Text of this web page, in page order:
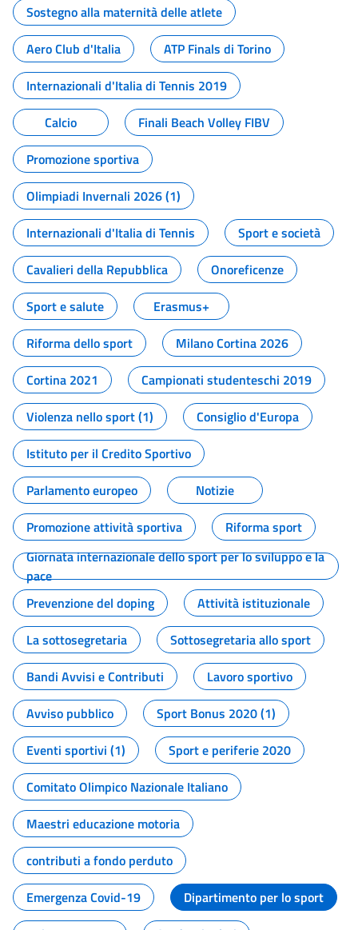
Sostegno alla maternità delle atlete
Aero Club d'Italia
ATP Finals di Torino
Internazionali d'Italia di Tennis 2019
Calcio
Finali Beach Volley FIBV
Promozione sportiva
Olimpiadi Invernali 2026 (1)
Internazionali d'Italia di Tennis
Sport e società
Cavalieri della Repubblica
Onoreficenze
Sport e salute
Erasmus+
Riforma dello sport
Milano Cortina 2026
Cortina 2021
Campionati studenteschi 2019
Violenza nello sport (1)
Consiglio d'Europa
Istituto per il Credito Sportivo
Parlamento europeo
Notizie
Promozione attività sportiva
Riforma sport
Giornata internazionale dello sport per lo sviluppo e la
pace
Prevenzione del doping
Attività istituzionale
La sottosegretaria
Sottosegretaria allo sport
Bandi Avvisi e Contributi
Lavoro sportivo
Avviso pubblico
Sport Bonus 2020 (1)
Eventi sportivi (1)
Sport e periferie 2020
Comitato Olimpico Nazionale Italiano
Maestri educazione motoria
contributi a fondo perduto
Emergenza Covid-19
Dipartimento per lo sport